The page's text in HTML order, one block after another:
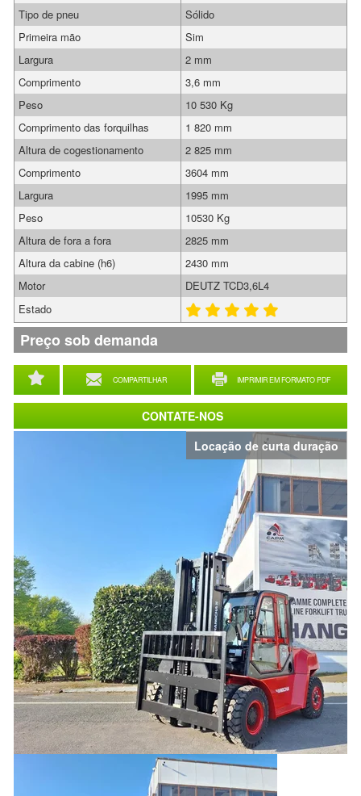
Locação de curta duração
COMPARTILHAR IMPRIMIR EM FORMATO PDF
Tipo de pneu
Sólido
Primeira mão
Sim
Largura
2 mm
Comprimento
3,6 mm
Peso
10 530 Kg
Comprimento das forquilhas
1 820 mm
Altura de cogestionamento
2 825 mm
Comprimento
3604 mm
Largura
1995 mm
Peso
10530 Kg
Altura de fora a fora
2825 mm
Altura da cabine (h6)
2430 mm
Motor
DEUTZ TCD3,6L4
Estado
Preço sob demanda
CONTATE-NOS